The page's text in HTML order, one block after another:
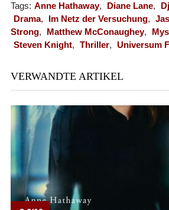
Tags: Anne Hathaway, Diane Lane,
Drama, Im Netz der Versuchung,
Strong, Matthew McConaughey,
Steven Knight, Thriller, Universum
VERWANDTE ARTIKEL